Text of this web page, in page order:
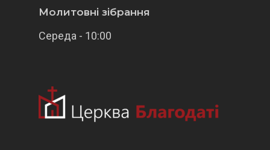
Молитовні зібрання
Середа - 10:00